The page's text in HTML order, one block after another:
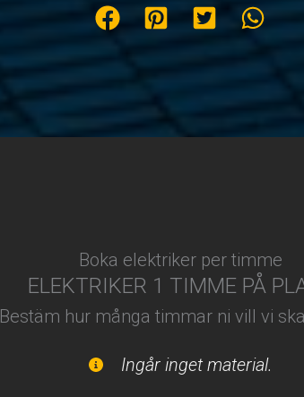
Boka elektriker per timme
ELEKTRIKER 1 TIMME PÅ
Bestäm hur många timmar ni vill vi
Ingår inget material.